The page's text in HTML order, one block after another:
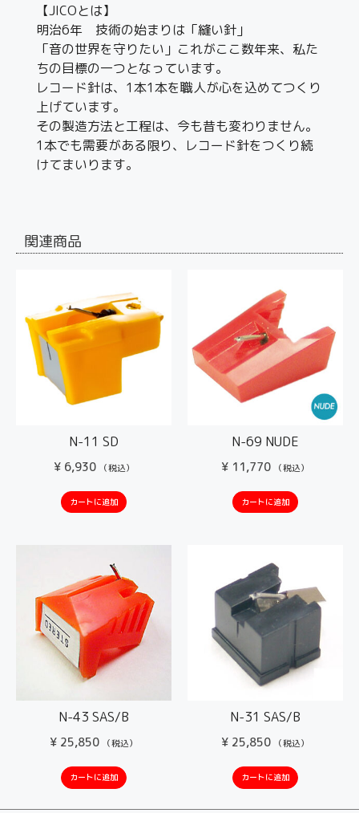
【JICOとは】
明治6年 技術の始まりは「縫い針」
「音の世界を守りたい」これがここ数年来、私た
ちの目標の一つとなっています。
レコード針は、1本1本を職人が心を込めてつくり
上げています。
その製造方法と工程は、今も昔も変わりません。
1本でも需要がある限り、レコード針をつくり続
けてまいります。
関連商品
N-11 SD
¥6,930 （税込）
カートに追加
N-69 NUDE
¥ 11,770 （税込）
カートに追加
N-43 SAS/B
¥ 25,850 （税込）
カートに追加
N-31 SAS/B
¥ 25,850 （税込）
カートに追加